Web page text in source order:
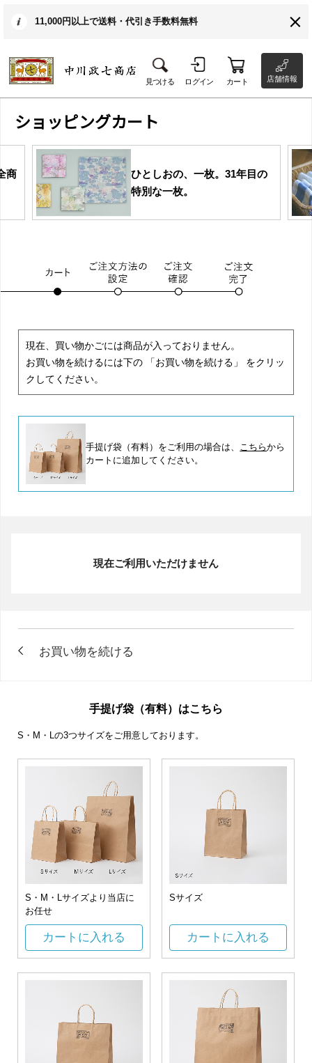
11,000円以上で送料・代引き手数料無料
見つける ログイン カート 店舗情報
ショッピングカート
商
ひとしおの、一枚。31年目の
特別な一枚。
現在、買い物かごには商品が入っておりません。
お買い物を続けるには下の 「お買い物を続ける」 をクリッ
クしてください。
手提げ袋（有料）をご利用の場合は、 こちらから
カートに追加してください。
現在ご利用いただけません
手提げ袋（有料）はこちら
S・M・Lの3つサイズをご用意しております。
S・M・Lサイズより当店に
お任せ
カートに入れる
Sサイズ
カートに入れる